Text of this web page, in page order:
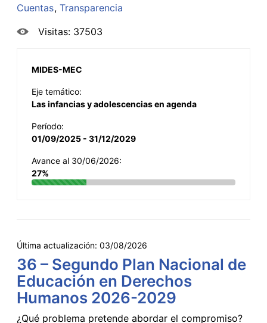
Cuentas Transparencia
Visitas: 37503
MIDES-MEC
Eje temático:
Las infancias y adolescencias en agenda
Período:
01/09/2025 - 31/12/2029
Avance al 30/06/2026:
27%
Última actualización: 03/08/2026
36 – Segundo Plan Nacional de
Educación en Derechos
Humanos 2026-2029
¿Qué problema pretende abordar el compromiso?